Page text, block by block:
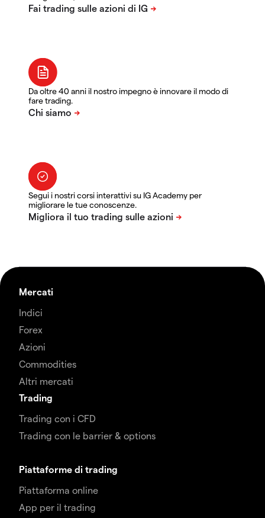
Da oltre 40 anni il nostro impegno è innovare il modo di
fare trading.
Segui i nostri corsi interattivi su IG Academy per
migliorare le tue conoscenze.
Mercati
Indici
Forex
Azioni
Commodities
Altri mercati
Trading
Trading con i CFD
Trading con le barrier & options
Piattaforme di trading
Piattaforma online
App per il trading